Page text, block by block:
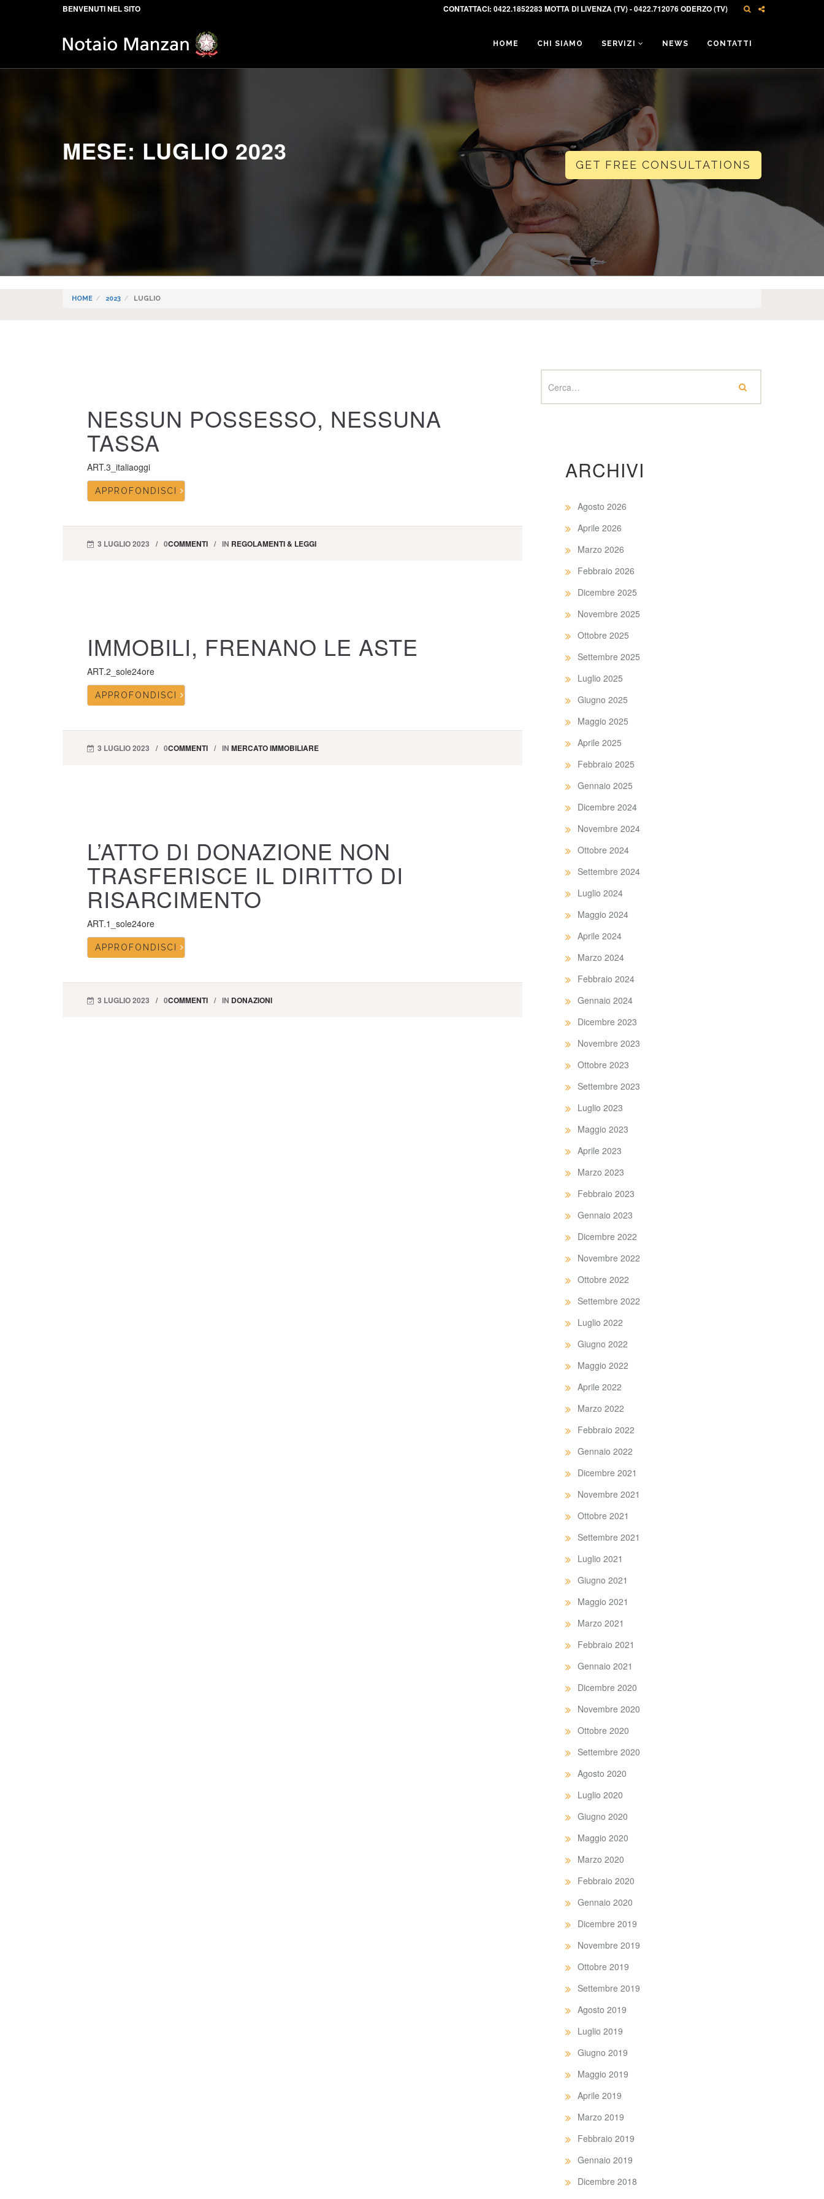
BENVENUTI NEL SITO CONTATTACI: 0422.1852283 MOTTA DI LIVENZA (TV) - 0422.712076 ODERZO (TV)
HOME CHI SIAMO SERVIZI NEWS CONTATTI
MESE: LUGLIO 2023 GET FREE CONSULTATIONS
HOME 2023 LUGLIO
NESSUN POSSESSO, NESSUNA
TASSA
ART.3_italiaoggi
APPROFONDISCI
3 LUGLIO 2023 0COMMENTI IN REGOLAMENTI & LEGGI
IMMOBILI, FRENANO LE ASTE
ART.2_sole24ore
APPROFONDISCI
3 LUGLIO 2023 0COMMENTI IN MERCATO IMMOBILIARE
L’ATTO DI DONAZIONE NON
TRASFERISCE IL DIRITTO DI
RISARCIMENTO
ART.1_sole24ore
APPROFONDISCI
3 LUGLIO 2023 0COMMENTI IN DONAZIONI
ARCHIVI
Agosto 2026
Aprile 2026
Marzo 2026
Febbraio 2026
Dicembre 2025
Novembre 2025
Ottobre 2025
Settembre 2025
Luglio 2025
Giugno 2025
Maggio 2025
Aprile 2025
Febbraio 2025
Gennaio 2025
Dicembre 2024
Novembre 2024
Ottobre 2024
Settembre 2024
Luglio 2024
Maggio 2024
Aprile 2024
Marzo 2024
Febbraio 2024
Gennaio 2024
Dicembre 2023
Novembre 2023
Ottobre 2023
Settembre 2023
Luglio 2023
Maggio 2023
Aprile 2023
Marzo 2023
Febbraio 2023
Gennaio 2023
Dicembre 2022
Novembre 2022
Ottobre 2022
Settembre 2022
Luglio 2022
Giugno 2022
Maggio 2022
Aprile 2022
Marzo 2022
Febbraio 2022
Gennaio 2022
Dicembre 2021
Novembre 2021
Ottobre 2021
Settembre 2021
Luglio 2021
Giugno 2021
Maggio 2021
Marzo 2021
Febbraio 2021
Gennaio 2021
Dicembre 2020
Novembre 2020
Ottobre 2020
Settembre 2020
Agosto 2020
Luglio 2020
Giugno 2020
Maggio 2020
Marzo 2020
Febbraio 2020
Gennaio 2020
Dicembre 2019
Novembre 2019
Ottobre 2019
Settembre 2019
Agosto 2019
Luglio 2019
Giugno 2019
Maggio 2019
Aprile 2019
Marzo 2019
Febbraio 2019
Gennaio 2019
Dicembre 2018